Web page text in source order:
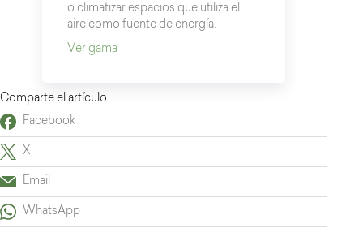
Comparte el artículo
Facebook
X
Email
WhatsApp
o climatizar espacios que utiliza el
aire como fuente de energía.
Ver gama